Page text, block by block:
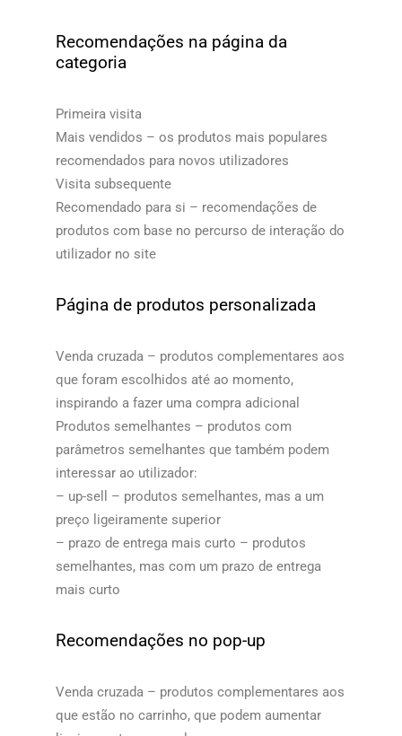
Recomendações na página da
categoria
Primeira visita
Mais vendidos – os produtos mais populares
recomendados para novos utilizadores
Visita subsequente
Recomendado para si – recomendações de
produtos com base no percurso de interação do
utilizador no site​​
Página de produtos personalizada
Venda cruzada – produtos complementares aos
que foram escolhidos até ao momento,
inspirando a fazer uma compra adicional
Produtos semelhantes – produtos com
parâmetros semelhantes que também podem
interessar ao utilizador:
– up-sell – produtos semelhantes, mas a um
preço ligeiramente superior
– prazo de entrega mais curto – produtos
semelhantes, mas com um prazo de entrega
mais curto​​
Recomendações no pop-up
Venda cruzada – produtos complementares aos
que estão no carrinho, que podem aumentar